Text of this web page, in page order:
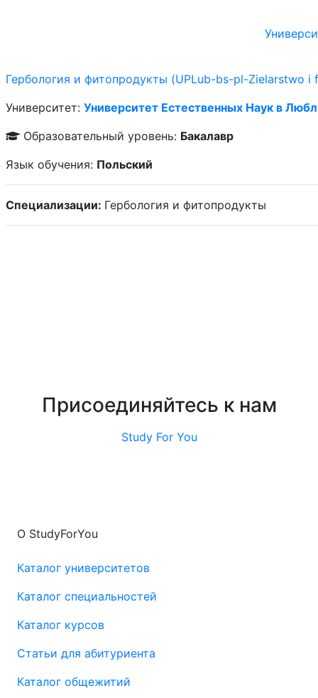
Гербология и фитопродукты (UPLub-bs-pl-Zielarstwo
Университет: Университет Естественных Наук в
Образовательный уровень: Бакалавр
Язык обучения: Польский
Специализации: Гербология и фитопродукты
Присоединяйтесь к нам
Study For You
О StudyForYou
Каталог университетов
Каталог специальностей
Каталог курсов
Статьи для абитуриента
Каталог общежитий